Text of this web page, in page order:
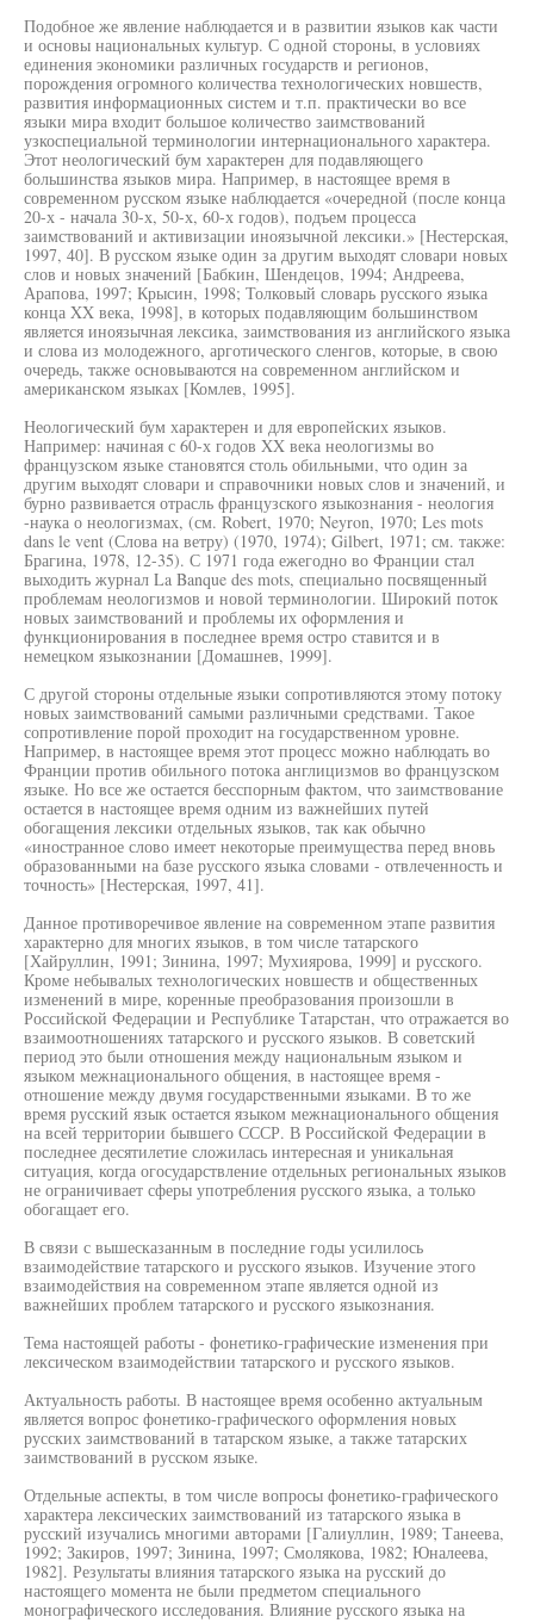
Подобное же явление наблюдается и в развитии языков как части
и основы национальных культур. С одной стороны, в условиях
единения экономики различных государств и регионов,
порождения огромного количества технологических новшеств,
развития информационных систем и т.п. практически во все
языки мира входит большое количество заимствований
узкоспециальной терминологии интернационального характера.
Этот неологический бум характерен для подавляющего
большинства языков мира. Например, в настоящее время в
современном русском языке наблюдается «очередной (после конца
20-х - начала 30-х, 50-х, 60-х годов), подъем процесса
заимствований и активизации иноязычной лексики.» [Нестерская,
1997, 40]. В русском языке один за другим выходят словари новых
слов и новых значений [Бабкин, Шендецов, 1994; Андреева,
Арапова, 1997; Крысин, 1998; Толковый словарь русского языка
конца XX века, 1998], в которых подавляющим большинством
является иноязычная лексика, заимствования из английского языка
и слова из молодежного, арготического сленгов, которые, в свою
очередь, также основываются на современном английском и
американском языках [Комлев, 1995].
Неологический бум характерен и для европейских языков.
Например: начиная с 60-х годов XX века неологизмы во
французском языке становятся столь обильными, что один за
другим выходят словари и справочники новых слов и значений, и
бурно развивается отрасль французского языкознания - неология
-наука о неологизмах, (см. Robert, 1970; Neyron, 1970; Les mots
dans le vent (Слова на ветру) (1970, 1974); Gilbert, 1971; см. также:
Брагина, 1978, 12-35). С 1971 года ежегодно во Франции стал
выходить журнал La Banque des mots, специально посвященный
проблемам неологизмов и новой терминологии. Широкий поток
новых заимствований и проблемы их оформления и
функционирования в последнее время остро ставится и в
немецком языкознании [Домашнев, 1999].
С другой стороны отдельные языки сопротивляются этому потоку
новых заимствований самыми различными средствами. Такое
сопротивление порой проходит на государственном уровне.
Например, в настоящее время этот процесс можно наблюдать во
Франции против обильного потока англицизмов во французском
языке. Но все же остается бесспорным фактом, что заимствование
остается в настоящее время одним из важнейших путей
обогащения лексики отдельных языков, так как обычно
«иностранное слово имеет некоторые преимущества перед вновь
образованными на базе русского языка словами - отвлеченность и
точность» [Нестерская, 1997, 41].
Данное противоречивое явление на современном этапе развития
характерно для многих языков, в том числе татарского
[Хайруллин, 1991; Зинина, 1997; Мухиярова, 1999] и русского.
Кроме небывалых технологических новшеств и общественных
изменений в мире, коренные преобразования произошли в
Российской Федерации и Республике Татарстан, что отражается во
взаимоотношениях татарского и русского языков. В советский
период это были отношения между национальным языком и
языком межнационального общения, в настоящее время -
отношение между двумя государственными языками. В то же
время русский язык остается языком межнационального общения
на всей территории бывшего СССР. В Российской Федерации в
последнее десятилетие сложилась интересная и уникальная
ситуация, когда огосударствление отдельных региональных языков
не ограничивает сферы употребления русского языка, а только
обогащает его.
В связи с вышесказанным в последние годы усилилось
взаимодействие татарского и русского языков. Изучение этого
взаимодействия на современном этапе является одной из
важнейших проблем татарского и русского языкознания.
Тема настоящей работы - фонетико-графические изменения при
лексическом взаимодействии татарского и русского языков.
Актуальность работы. В настоящее время особенно актуальным
является вопрос фонетико-графического оформления новых
русских заимствований в татарском языке, а также татарских
заимствований в русском языке.
Отдельные аспекты, в том числе вопросы фонетико-графического
характера лексических заимствований из татарского языка в
русский изучались многими авторами [Галиуллин, 1989; Танеева,
1992; Закиров, 1997; Зинина, 1997; Смолякова, 1982; Юналеева,
1982]. Результаты влияния татарского языка на русский до
настоящего момента не были предметом специального
монографического исследования. Влияние русского языка на